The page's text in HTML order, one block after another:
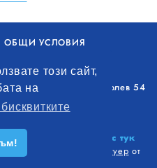
този сайт,
на
ОБЩИ УСЛОВИЯ
бул. Генерал Колев 54
621 112
brigada.com
строителен бизнес тук
Изработка на софтуер от